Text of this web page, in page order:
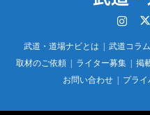
RSS
武道・道場ナビとは 武道コラム
取材のご依頼
ライター募集
掲
お問い合わせ
プラ